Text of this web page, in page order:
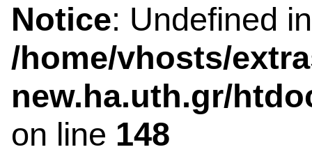
Notice: Undefined
/home/vhosts/
new.ha.uth.gr/
on line 148